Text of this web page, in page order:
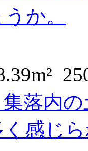
か。
落内
く感じ